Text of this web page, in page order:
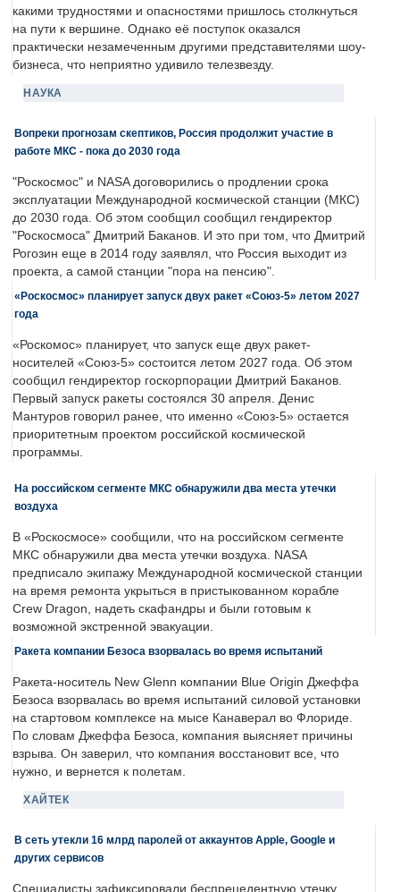
какими трудностями и опасностями пришлось столкнуться
на пути к вершине. Однако её поступок оказался
практически незамеченным другими представителями шоу-
бизнеса, что неприятно удивило телезвезду.
НАУКА
Вопреки прогнозам скептиков, Россия продолжит участие в
работе МКС - пока до 2030 года
"Роскосмос" и NASA договорились о продлении срока
эксплуатации Международной космической станции (МКС)
до 2030 года. Об этом сообщил сообщил гендиректор
"Роскосмоса" Дмитрий Баканов. И это при том, что Дмитрий
Рогозин еще в 2014 году заявлял, что Россия выходит из
проекта, а самой станции "пора на пенсию".
«Роскосмос» планирует запуск двух ракет «Союз-5» летом 2027
года
«Роскомос» планирует, что запуск еще двух ракет-
носителей «Союз-5» состоится летом 2027 года. Об этом
сообщил гендиректор госкорпорации Дмитрий Баканов.
Первый запуск ракеты состоялся 30 апреля. Денис
Мантуров говорил ранее, что именно «Союз-5» остается
приоритетным проектом российской космической
программы.
На российском сегменте МКС обнаружили два места утечки
воздуха
В «Роскосмосе» сообщили, что на российском сегменте
МКС обнаружили два места утечки воздуха. NASA
предписало экипажу Международной космической станции
на время ремонта укрыться в пристыкованном корабле
Crew Dragon, надеть скафандры и были готовым к
возможной экстренной эвакуации.
Ракета компании Безоса взорвалась во время испытаний
Ракета-носитель New Glenn компании Blue Origin Джеффа
Безоса взорвалась во время испытаний силовой установки
на стартовом комплексе на мысе Канаверал во Флориде.
По словам Джеффа Безоса, компания выясняет причины
взрыва. Он заверил, что компания восстановит все, что
нужно, и вернется к полетам.
ХАЙТЕК
В сеть утекли 16 млрд паролей от аккаунтов Apple, Google и
других сервисов
Специалисты зафиксировали беспрецедентную утечку